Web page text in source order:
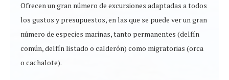
Ofrecen un gran número de excursiones adaptadas a todos
los gustos y presupuestos, en las que se puede ver un gran
número de especies marinas, tanto permanentes (delfín
común, delfín listado o calderón) como migratorias (orca
o cachalote).